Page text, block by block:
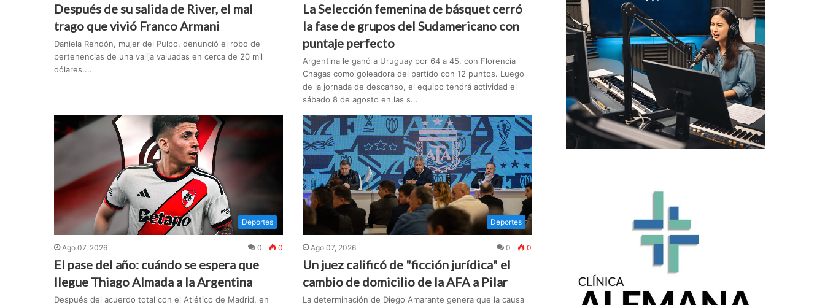
Después de su salida de River, el mal
trago que vivió Franco Armani
Daniela Rendón, mujer del Pulpo, denunció el robo de
pertenencias de una valija valuadas en cerca de 20 mil
dólares....
La Selección femenina de básquet cerró
la fase de grupos del Sudamericano con
puntaje perfecto
Argentina le ganó a Uruguay por 64 a 45, con Florencia
Chagas como goleadora del partido con 12 puntos. Luego
de la jornada de descanso, el equipo tendrá actividad el
sábado 8 de agosto en las s...
Deportes
Ago 07, 2026 0 0
El pase del año: cuándo se espera que
llegue Thiago Almada a la Argentina
Después del acuerdo total con el Atlético de Madrid, en
Deportes
Ago 07, 2026 0 0
Un juez calificó de "ficción jurídica" el
cambio de domicilio de la AFA a Pilar
La determinación de Diego Amarante genera que la causa